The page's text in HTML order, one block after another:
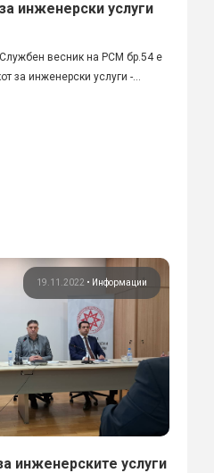
инженерски услуги
весник на РСМ бр.54 е
за инженерски услуги -...
19.11.2022 • Информации
инженерските услуги